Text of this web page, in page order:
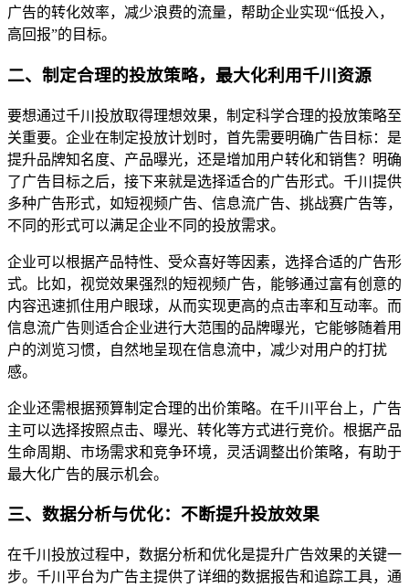
广告的转化效率，减少浪费的流量，帮助企业实现“低投入，
高回报”的目标。
二、制定合理的投放策略，最大化利用千川资源
要想通过千川投放取得理想效果，制定科学合理的投放策略至
关重要。企业在制定投放计划时，首先需要明确广告目标：是
提升品牌知名度、产品曝光，还是增加用户转化和销售？明确
了广告目标之后，接下来就是选择适合的广告形式。千川提供
多种广告形式，如短视频广告、信息流广告、挑战赛广告等，
不同的形式可以满足企业不同的投放需求。
企业可以根据产品特性、受众喜好等因素，选择合适的广告形
式。比如，视觉效果强烈的短视频广告，能够通过富有创意的
内容迅速抓住用户眼球，从而实现更高的点击率和互动率。而
信息流广告则适合企业进行大范围的品牌曝光，它能够随着用
户的浏览习惯，自然地呈现在信息流中，减少对用户的打扰
感。
企业还需根据预算制定合理的出价策略。在千川平台上，广告
主可以选择按照点击、曝光、转化等方式进行竞价。根据产品
生命周期、市场需求和竞争环境，灵活调整出价策略，有助于
最大化广告的展示机会。
三、数据分析与优化：不断提升投放效果
在千川投放过程中，数据分析和优化是提升广告效果的关键一
步。千川平台为广告主提供了详细的数据报告和追踪工具，通